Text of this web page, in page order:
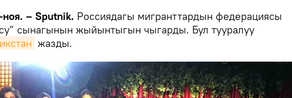
– Sputnik. Россиядагы мигранттардын федерациясы
сынагынын жыйынтыгын чыгарды. Бул тууралуу
жазды.